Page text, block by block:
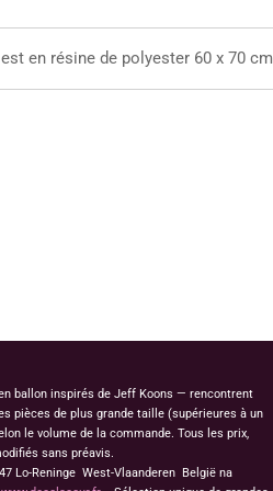
en résine de polyester 60 x 70 cm
ballon inspirés de Jeff Koons — rencontrent
pièces de plus grande taille (supérieures à un
le volume de la commande. Tous les prix,
sans préavis.
Lo-Reninge West-Vlaanderen België na